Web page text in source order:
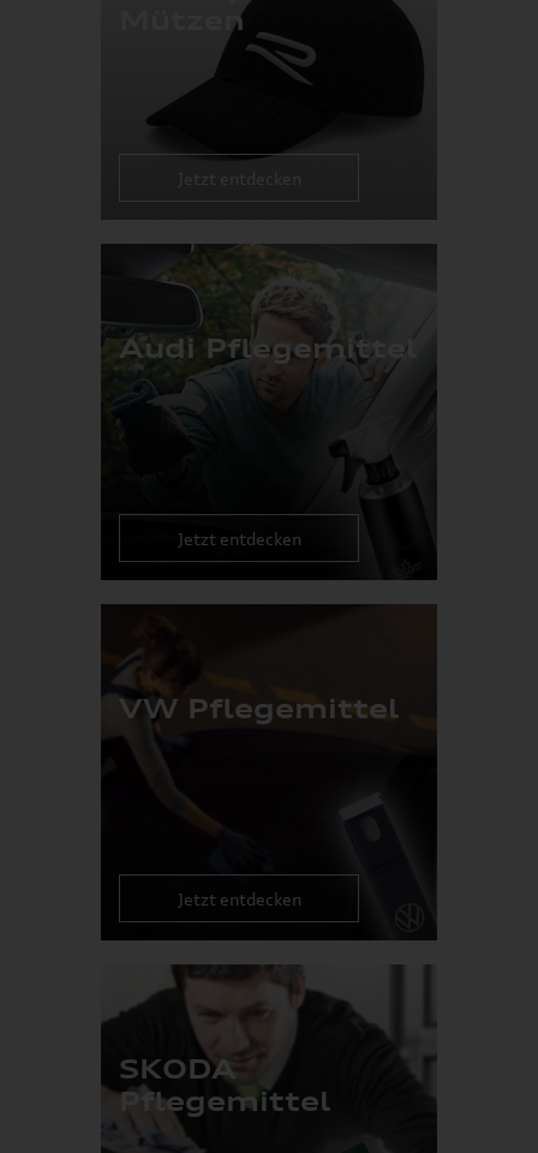
Mützen
Audi Pflegemittel
Jetzt entdecken
VW Pflegemittel
Jetzt entdecken
SKODA
Pflegemittel